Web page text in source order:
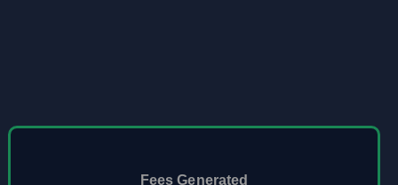
Fees Generated